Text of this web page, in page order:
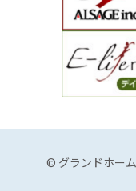
© グランドホー